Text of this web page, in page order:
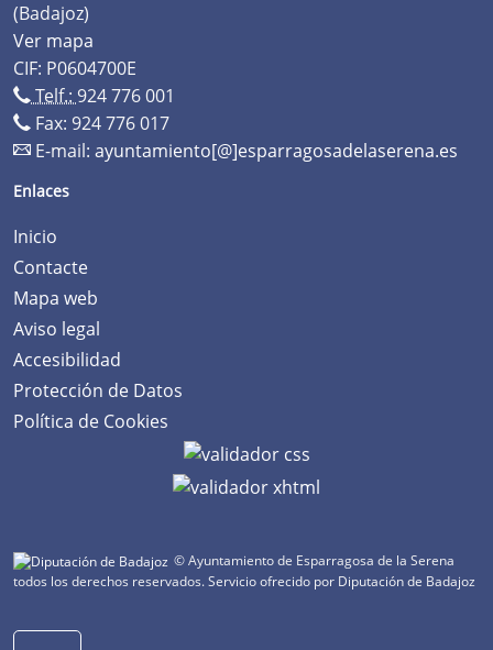
(Badajoz)
Ver mapa
CIF: P0604700E
Telf.: 924 776 001
Fax: 924 776 017
E-mail: ayuntamiento[@]esparragosadelaserena.es
Enlaces
Inicio
Contacte
Mapa web
Aviso legal
Accesibilidad
Protección de Datos
Política de Cookies
© Ayuntamiento de Esparragosa de la Serena
todos los derechos reservados.Servicio ofrecido por Diputación de Badajoz